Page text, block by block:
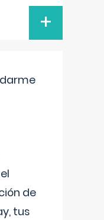
+
de
tus